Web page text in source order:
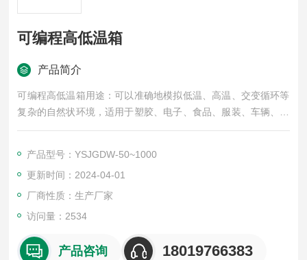
可编程高低温箱
产品简介
可编程高低温箱用途：可以准确地模拟低温、高温、交变循环等
复杂的自然状环境，适用于塑胶、电子、食品、服装、车辆、金
属、化学、建材等多种行业的产品可靠性检测。
设备型号
工作室尺寸（深×宽×高mm）
YSJGDW-50 320×350×450
产品型号：YSJGDW-50~1000
更新时间：2024-04-01
厂商性质：生产厂家
访问量：2534
产品咨询 18019766383